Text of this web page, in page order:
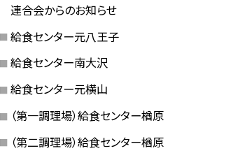
連合会からのお知らせ
給食センター元八王子
給食センター南大沢
給食センター元横山
（第一調理場）給食センター楢原
（第二調理場）給食センター楢原